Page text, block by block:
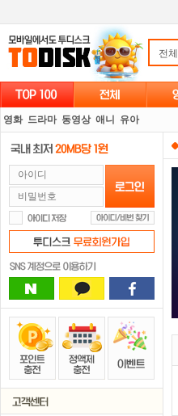
전체
영화 드라마 동영상 애니 유아